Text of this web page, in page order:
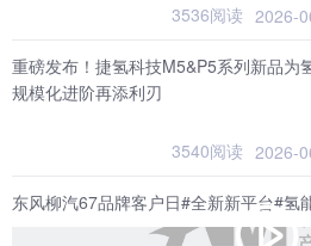
3536阅读 2026-
重磅发布！捷氢科技M5&P5系列新品为
规模化进阶再添利刃
3540阅读 2026-
东风柳汽67品牌客户日#全新新平台#氢